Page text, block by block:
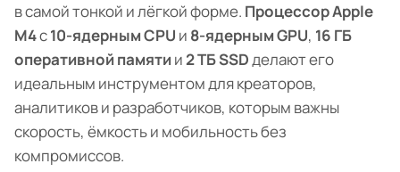
в самой тонкой и лёгкой форме. Процессор Apple
M4с10-ядерным CPU и 8-ядерным GPU, 16 ГБ
оперативной памятии2 ТБ SSDделают его
идеальным инструментом для креаторов,
аналитиков и разработчиков, которым важны
скорость, ёмкость и мобильность без
компромиссов.